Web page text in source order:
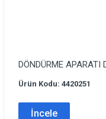
DÖNDÜRME APARATI
Ürün Kodu: 4420251
İncele